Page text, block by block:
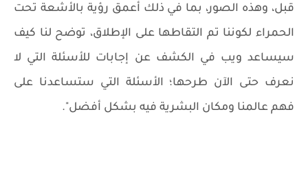
قبل، وهذه الصور، بما في ذلك أعمق رؤية بالأشعة تحت
الحمراء لكوننا تم التقاطها على الإطلاق، توضح لنا كيف
سيساعد ويب في الكشف عن إجابات للأسئلة التي لا
نعرف حتى الآن طرحها؛ الأسئلة التي ستساعدنا على
فهم عالمنا ومكان البشرية فيه بشكل أفضل".